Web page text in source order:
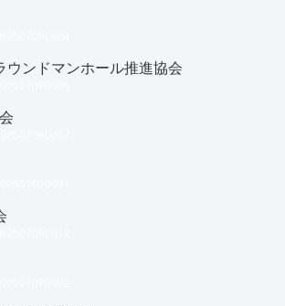
ウンドマンホール推進協会